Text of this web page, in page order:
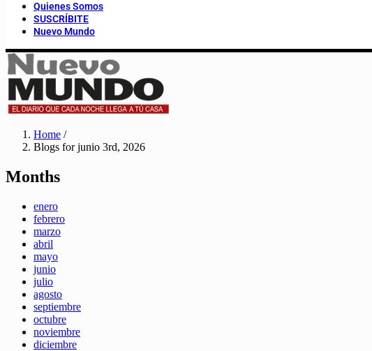
Quienes Somos
SUSCRÍBITE
Nuevo Mundo
Home /
Blogs for junio 3rd, 2026
Months
enero
febrero
marzo
abril
mayo
junio
julio
agosto
septiembre
octubre
noviembre
diciembre